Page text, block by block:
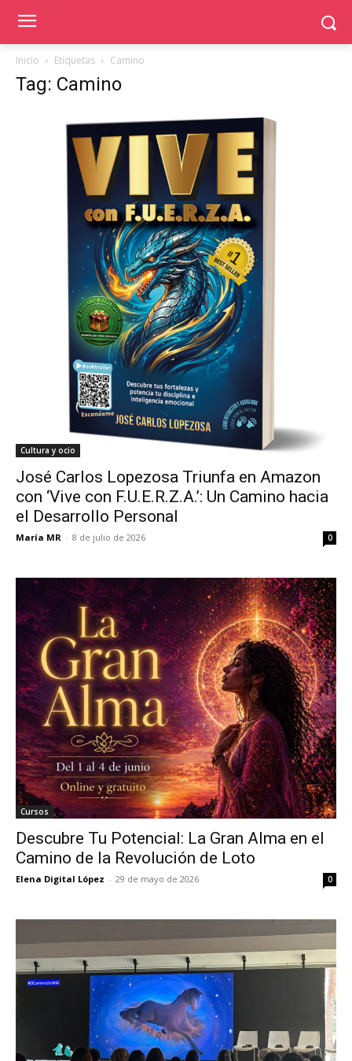
Inicio Etiquetas Camino
Tag: Camino
Cultura y ocio
José Carlos Lopezosa Triunfa en Amazon
con ‘Vive con F.U.E.R.Z.A.’: Un Camino hacia
el Desarrollo Personal
María MR - 8 de julio de 2026 0
Cursos
Descubre Tu Potencial: La Gran Alma en el
Camino de la Revolución de Loto
Elena Digital López - 29 de mayo de 2026 0